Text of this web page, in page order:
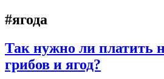
#ягода
Так нужно ли платить
грибов и ягод?